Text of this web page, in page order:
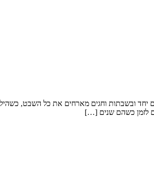
רוב הזמן הם שניהם יחד ובשבתות וחגים מארחים את
לזמן כשהם שנים […]